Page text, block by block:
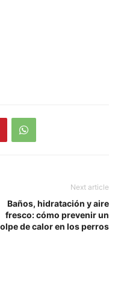
Next article
Baños, hidratación y aire
fresco: cómo prevenir un
de calor en los perros